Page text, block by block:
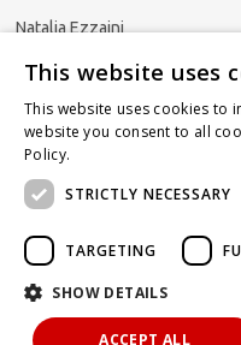
Natalja Ezzaini
Newsletter abonnieren
This website uses
This website uses cookies to
website you consent to all
Policy.
STRICTLY NECESSARY
TARGETING
SHOW DETAILS
ACCEPT ALL